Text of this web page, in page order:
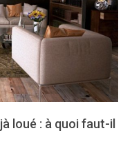
loué : à quoi faut-il